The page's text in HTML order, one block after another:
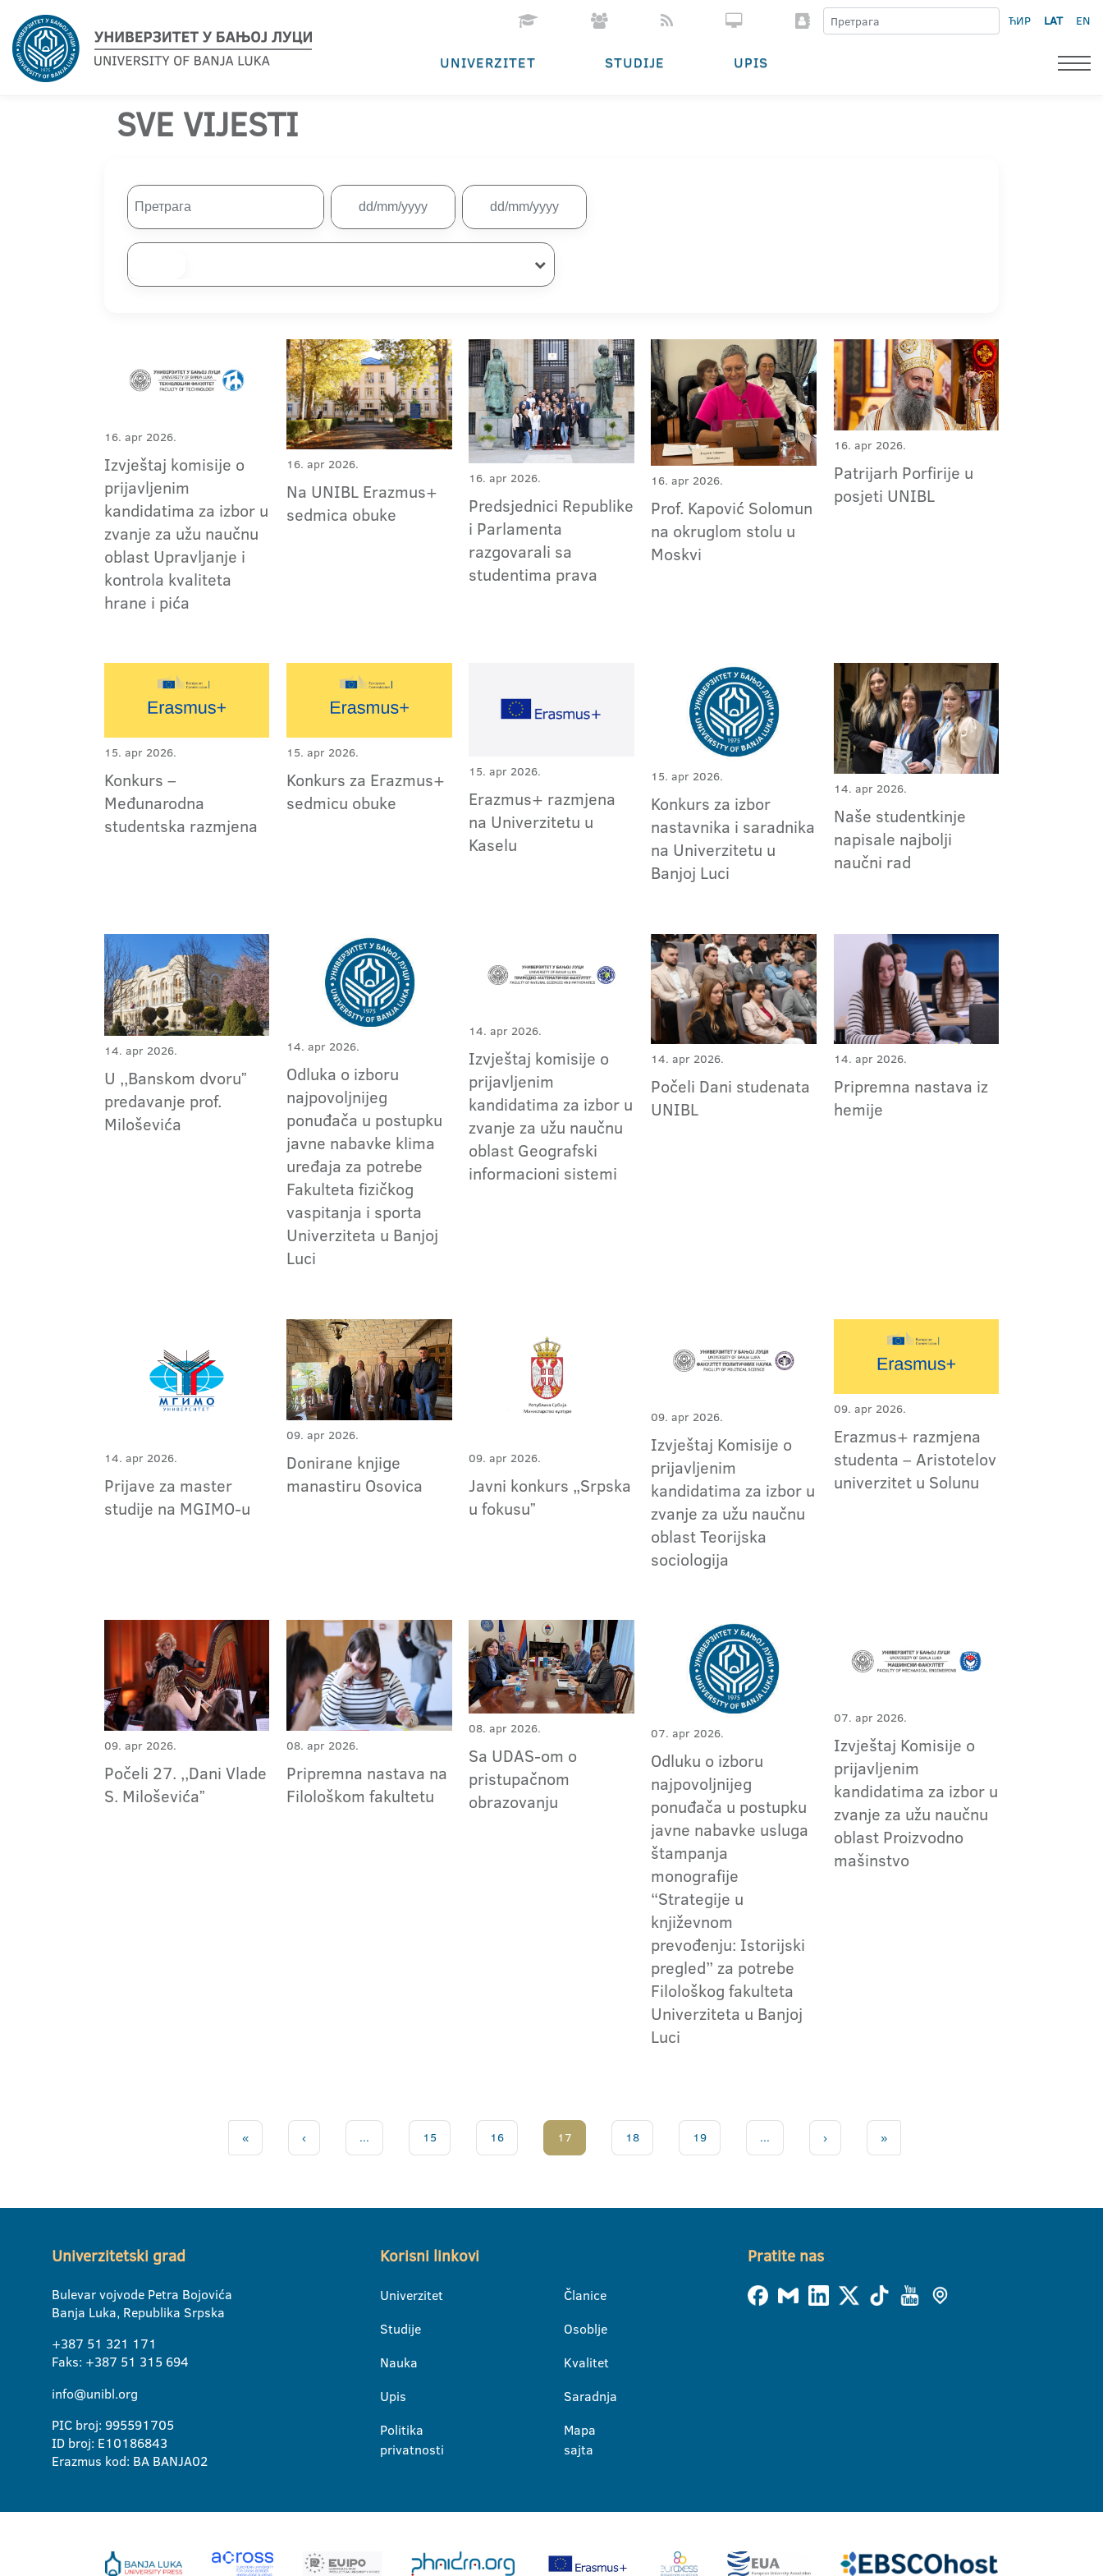
ЋИР LAT EN
UNIVERZITET STUDIJE UPIS
SVE VIJESTI
16. apr 2026.
Izvještaj komisije o
prijavljenim
kandidatima za izbor u
zvanje za užu naučnu
oblast Upravljanje i
kontrola kvaliteta
hrane i pića
16. apr 2026.
Na UNIBL Erazmus+
sedmica obuke
16. apr 2026.
Predsjednici Republike
i Parlamenta
razgovarali sa
studentima prava
16. apr 2026.
Prof. Kapović Solomun
na okruglom stolu u
Moskvi
16. apr 2026.
Patrijarh Porfirije u
posjeti UNIBL
15. apr 2026.
Konkurs –
Međunarodna
studentska razmjena
15. apr 2026.
Konkurs za Erazmus+
sedmicu obuke
15. apr 2026.
Erazmus+ razmjena
na Univerzitetu u
Kaselu
15. apr 2026.
Konkurs za izbor
nastavnika i saradnika
na Univerzitetu u
Banjoj Luci
14. apr 2026.
Naše studentkinje
napisale najbolji
naučni rad
14. apr 2026.
U ,,Banskom dvoruˮ
predavanje prof.
Miloševića
14. apr 2026.
Odluka o izboru
najpovoljnijeg
ponuđača u postupku
javne nabavke klima
uređaja za potrebe
Fakulteta fizičkog
vaspitanja i sporta
Univerziteta u Banjoj
Luci
14. apr 2026.
Izvještaj komisije o
prijavljenim
kandidatima za izbor u
zvanje za užu naučnu
oblast Geografski
informacioni sistemi
14. apr 2026.
Počeli Dani studenata
UNIBL
14. apr 2026.
Pripremna nastava iz
hemije
14. apr 2026.
Prijave za master
studije na MGIMO-u
09. apr 2026.
Donirane knjige
manastiru Osovica
09. apr 2026.
Javni konkurs „Srpska
u fokusuˮ
09. apr 2026.
Izvještaj Komisije o
prijavljenim
kandidatima za izbor u
zvanje za užu naučnu
oblast Teorijska
sociologija
09. apr 2026.
Erazmus+ razmjena
studenta – Aristotelov
univerzitet u Solunu
09. apr 2026.
Počeli 27. ,,Dani Vlade
S. Miloševićaˮ
08. apr 2026.
Pripremna nastava na
Filološkom fakultetu
08. apr 2026.
Sa UDAS-om o
pristupačnom
obrazovanju
07. apr 2026.
Odluku o izboru
najpovoljnijeg
ponuđača u postupku
javne nabavke usluga
štampanja
monografije
“Strategije u
književnom
prevođenju: Istorijski
pregled” za potrebe
Filološkog fakulteta
Univerziteta u Banjoj
Luci
07. apr 2026.
Izvještaj Komisije o
prijavljenim
kandidatima za izbor u
zvanje za užu naučnu
oblast Proizvodno
mašinstvo
« ‹ ... 15 16 17 18 19 ... › »
Univerzitetski grad
Bulevar vojvode Petra Bojovića
Banja Luka, Republika Srpska
+387 51 321 171
Faks: +387 51 315 694
info@unibl.org
PIC broj: 995591705
ID broj: E10186843
Erazmus kod: BA BANJA02
Korisni linkovi
Univerzitet
Studije
Nauka
Upis
Politika
privatnosti
Članice
Osoblje
Kvalitet
Saradnja
Mapa
sajta
Pratite nas